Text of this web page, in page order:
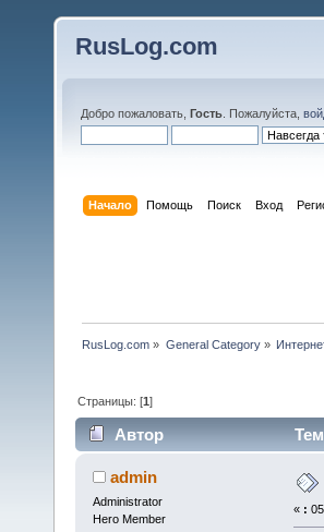
RusLog.com
Добро пожаловать, Гость . Пожалуйста,
Начало Помощь Поиск Вход
RusLog.com » General Category»
Страницы: [1]
Автор
(Прочитано 879780 раз)
admin
Administrator
Hero Member
« :